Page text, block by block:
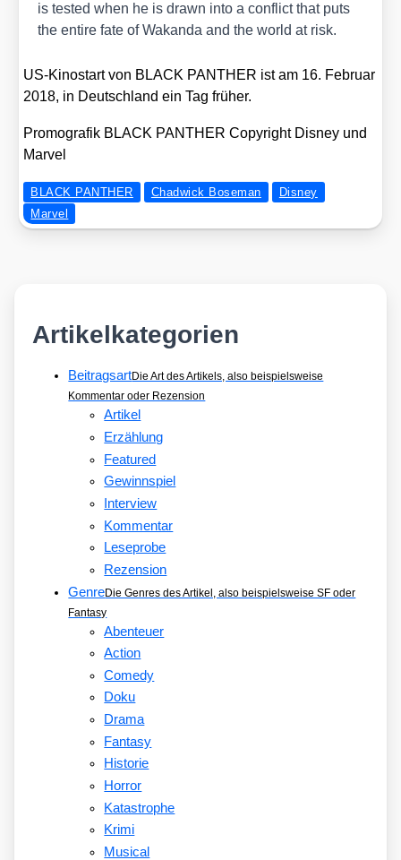
is tes­ted when he is drawn into a con­flict that puts
the enti­re fate of Wakan­da and the world at risk.
US-Kino­start von BLACK PANTHER ist am 16. Febru­ar
2018, in Deutsch­land ein Tag frü­her.
Pro­mo­gra­fik BLACK PANTHER Copy­right Dis­ney und
Mar­vel
BLACK PANTHER Chadwick Boseman
Disney
Marvel
Artikelkategorien
BeitragsartDie Art des Artikels, also beispielsweise
Kommentar oder Rezension
Artikel
Erzählung
Featured
Gewinnspiel
Interview
Kommentar
Leseprobe
Rezension
GenreDie Genres des Artikel, also beispielsweise SF oder
Fantasy
Abenteuer
Action
Comedy
Doku
Drama
Fantasy
Historie
Horror
Katastrophe
Krimi
Musical